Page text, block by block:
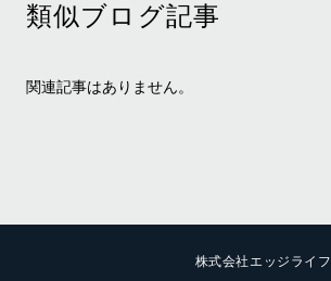
類似ブログ記事
関連記事はありません。
株式会社エッジライフ